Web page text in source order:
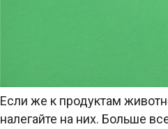
Если же к продуктам
налегайте на них. Больше